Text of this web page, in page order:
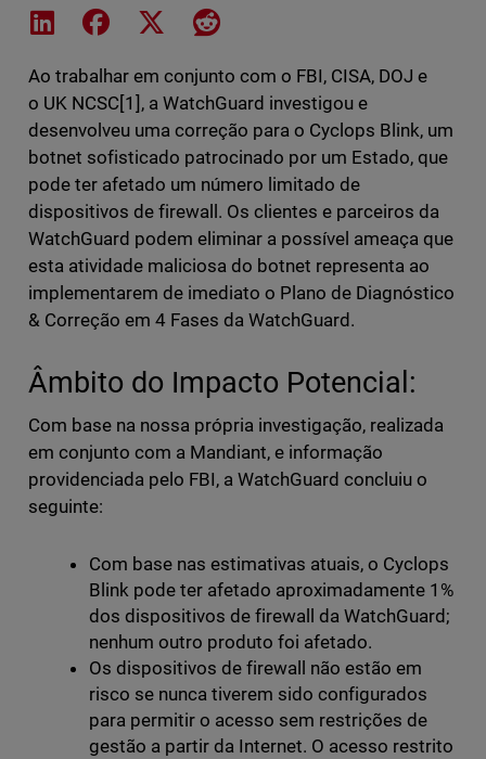
Share on LinkedIn
Share on Facebook
Share on XShare on Reddit
Ao trabalhar em conjunto com o FBI, CISA, DOJ e
o UK NCSC[1], a WatchGuard investigou e
desenvolveu uma correção para o Cyclops Blink, um
botnet sofisticado patrocinado por um Estado, que
pode ter afetado um número limitado de
dispositivos de firewall. Os clientes e parceiros da
WatchGuard podem eliminar a possível ameaça que
esta atividade maliciosa do botnet representa ao
implementarem de imediato o Plano de Diagnóstico
& Correção em 4 Fases da WatchGuard.
Âmbito do Impacto Potencial:
Com base na nossa própria investigação, realizada
em conjunto com a Mandiant, e informação
providenciada pelo FBI, a WatchGuard concluiu o
seguinte:
Com base nas estimativas atuais, o Cyclops
Blink pode ter afetado aproximadamente 1%
dos dispositivos de firewall da WatchGuard;
nenhum outro produto foi afetado.
Os dispositivos de firewall não estão em
risco se nunca tiverem sido configurados
para permitir o acesso sem restrições de
gestão a partir da Internet. O acesso restrito